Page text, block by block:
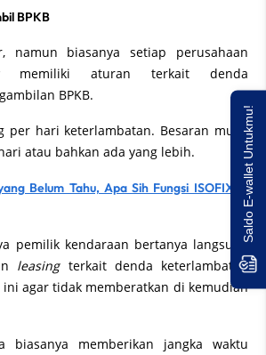
BPKB
namun biasanya setiap perusahaan
memiliki aturan terkait denda
BPKB.
per hari keterlambatan. Besaran mulai
atau bahkan ada yang lebih.
Belum Tahu, Apa Sih Fungsi ISOFIX di
pemilik kendaraan bertanya langsung
leasingterkait denda keterlambatan
ini agar tidak memberatkan di kemudian
memberikan jangka waktu
Saldo E-wallet Untukmu!